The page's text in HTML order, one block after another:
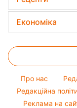
Новини Рівного
Новини
Потап
Софія Ротару
Ані Лорак
Жіночі
Фарбування
Прибирання
Авто
Тести по
Оптичні ілюзії
Усе про шоу-
Закуски
Салати
Прості страви
Легкі десерти
Напої
Святкове меню
Економіка
Грошова
Тарифи
Курс валют
Про нас
Редакційна
Реклама на